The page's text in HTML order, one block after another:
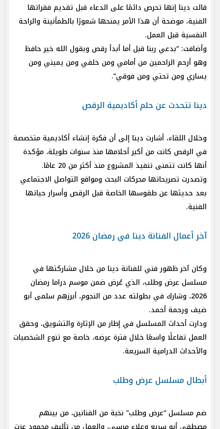
قالت دينا إنها تحرص دائمًا على الدعاء قبل تقديم فقراتها
الفنية، موضحة أن هذا الأمر يمنحها شعورًا بالطمأنينة والراحة
النفسية قبل العمل.
وأضافت: “بدعي ربنا قبل أما أبدأ رقص وبقول الله خير حافظ
وهو أرحم الراحمين من أمامي ومن خلفي ومن يميني ومن
يساري ومن تحتي ومن فوقي”.
دينا تتحدث عن حلم أكاديمية الرقص
وخلال اللقاء، أشارت دينا إلى أن فكرة إنشاء أكاديمية متخصصة
في الرقص كانت من أكبر أحلامها منذ سنوات طويلة، مؤكدة
أنها كانت تتمنى تنفيذ المشروع منذ أكثر من 20 عامًا.
وتصدرت تصريحاتها محركات البحث ومواقع التواصل الاجتماعي
بعد حديثها عن طقوسها الخاصة قبل الرقص وأسرار حياتها
الفنية.
آخر أعمال الفنانة دينا في رمضان 2026
وكان آخر ظهور فني للفنانة دينا من خلال مشاركتها في
مسلسل عرض وطلب، الذي عُرض ضمن موسم دراما رمضان
2026، وشارك في بطولته عدد من النجوم، أبرزهم سلمى أبو
ضيف ورحمة أحمد.
ودارت أحداث المسلسل في إطار من الإثارة والتشويق، وحقق
العمل تفاعلًا واسعًا خلال فترة عرضه، خاصة مع تنوع الشخصيات
والأحداث الدرامية السريعة.
أبطال مسلسل عرض وطلب
ضم مسلسل “عرض وطلب” نخبة من الفنانين، من بينهم